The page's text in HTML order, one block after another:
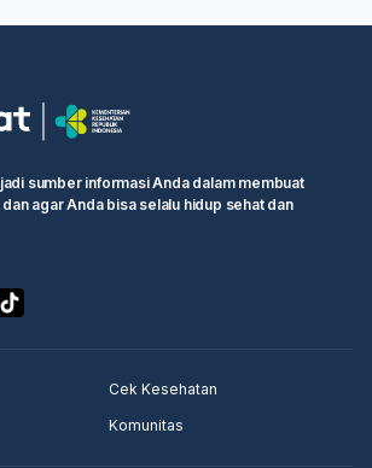
sumber informasi Anda dalam membuat
agar Anda bisa selalu hidup sehat dan
Cek Kesehatan
Komunitas